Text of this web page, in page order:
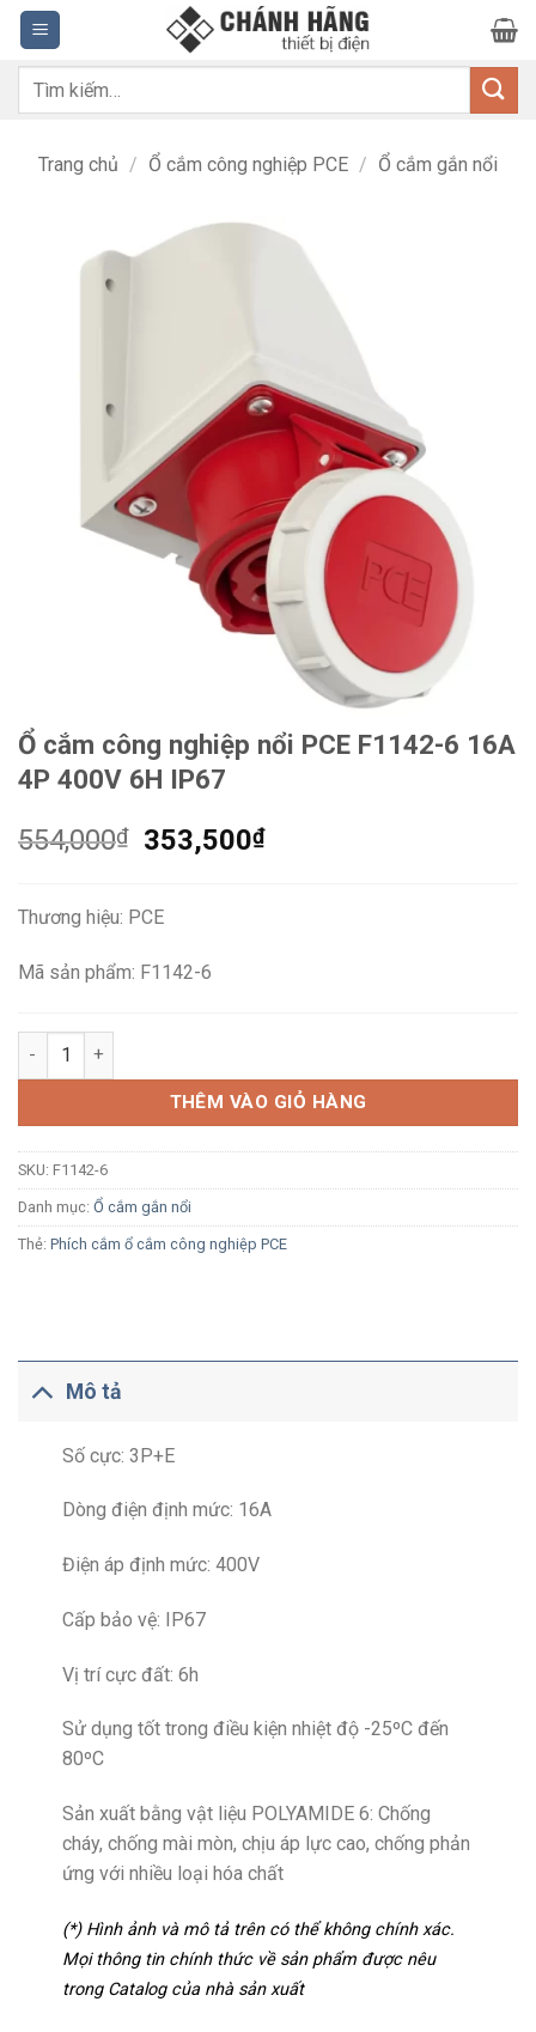
Bỏ
qua
nội
dung
Tìm
Trang chủ / Ổ cắm công nghiệp PCE / Ổ cắm gắn nổi
Ổ cắm công nghiệp nổi PCE F1142-6 16A
4P 400V 6H IP67
554,000₫
Giá
554,000₫.
353,500₫Giá
Thương hiệu: PCE
Mã sản phẩm: F1142-6
Ổ cắm công nghiệp nổi PCE F1142-6 16A 4P 400V 6H IP67 số
THÊM VÀO GIỎ HÀNG
SKU: F1142-6
Danh mục: Ổ cắm gắn nổi
Thẻ: Phích cắm ổ cắm công nghiệp PCE
Mô tả
Số cực: 3P+E
Dòng điện định mức: 16A
Điện áp định mức: 400V
Cấp bảo vệ: IP67
Vị trí cực đất: 6h
Sử dụng tốt trong điều kiện nhiệt độ -25ºC đến
80ºC
Sản xuất bằng vật liệu POLYAMIDE 6: Chống
cháy, chống mài mòn, chịu áp lực cao, chống phản
ứng với nhiều loại hóa chất
(*) Hình ảnh và mô tả trên có thể không chính xác.
Mọi thông tin chính thức về sản phẩm được nêu
trong Catalog của nhà sản xuất